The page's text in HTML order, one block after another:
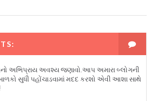
અભિપ્રાય અવશ્ય જણાવો.આપ અમારા બ્લોગની
સુધી પહોંચાડવામાં મદદ કરશો એવી આશા સાથે